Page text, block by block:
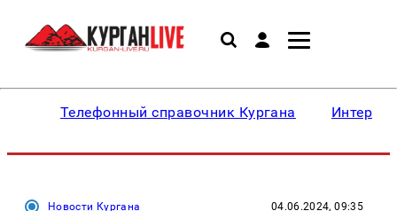
Телефонный справочник Кургана
Новости Кургана 04.06.2024, 09:35